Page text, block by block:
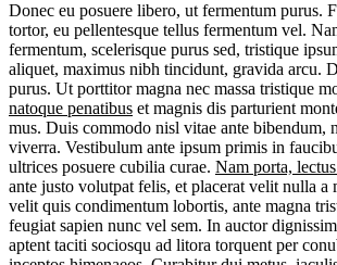
Donec eu posuere libero, ut fermentum purus.
tortor, eu pellentesque tellus fermentum vel.
fermentum, scelerisque purus sed, tristique
aliquet, maximus nibh tincidunt, gravida arcu.
purus. Ut porttitor magna nec massa tristique
natoque penatibus et magnis dis parturient
mus. Duis commodo nisl vitae ante bibendum,
viverra. Vestibulum ante ipsum primis in
ultrices posuere cubilia curae. Nam porta,
ante justo volutpat felis, et placerat velit nulla a
velit quis condimentum lobortis, ante magna
feugiat sapien nunc vel sem. In auctor
aptent taciti sociosqu ad litora torquent per